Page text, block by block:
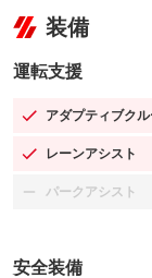
装備
運転支援
アダプティブク
：装備あり
レーンアシスト
：装備あり
パークアシスト
：装備なし
安全装備